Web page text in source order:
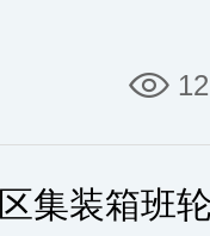
集装箱班